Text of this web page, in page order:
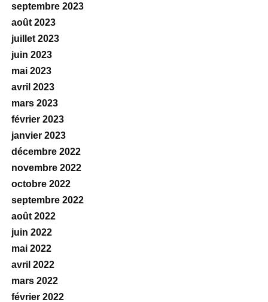
septembre 2023
août 2023
juillet 2023
juin 2023
mai 2023
avril 2023
mars 2023
février 2023
janvier 2023
décembre 2022
novembre 2022
octobre 2022
septembre 2022
août 2022
juin 2022
mai 2022
avril 2022
mars 2022
février 2022